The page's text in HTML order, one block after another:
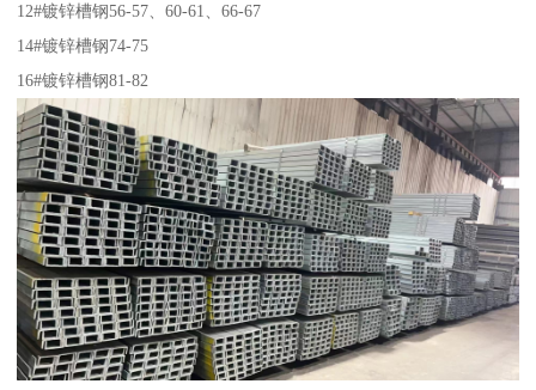
12#镀锌槽钢56-57、60-61、66-67
14#镀锌槽钢74-75
16#镀锌槽钢81-82